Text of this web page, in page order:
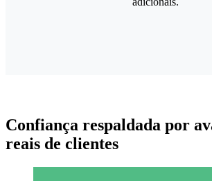
Confiança respaldada por
reais de clientes